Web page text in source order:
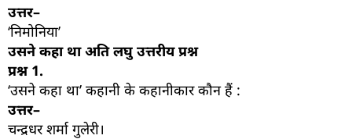
उत्तर–
‘निमोनिया’
उसने कहा था अति लघु उत्तरीय प्रश्न
प्रश्न 1.
‘उसने कहा था’ कहानी के कहानीकार कौन हैं :
उत्तर–
चन्द्रधर शर्मा गुलेरी।